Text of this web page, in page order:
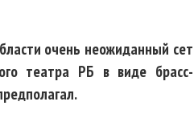
очень неожиданный сет
театра РБ в виде брасс-